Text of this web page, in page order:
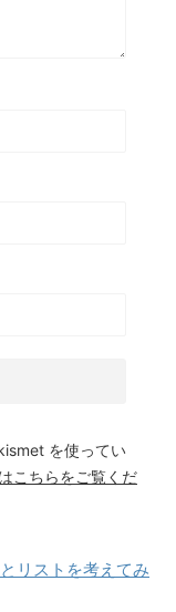
を使ってい
こちらをご覧くだ
リストを考えてみ